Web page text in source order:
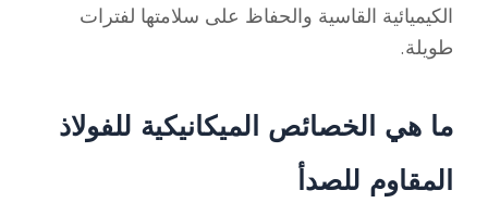
الكيميائية القاسية والحفاظ على سلامتها لفترات
طويلة.
ما هي الخصائص الميكانيكية للفولاذ
المقاوم للصدأ